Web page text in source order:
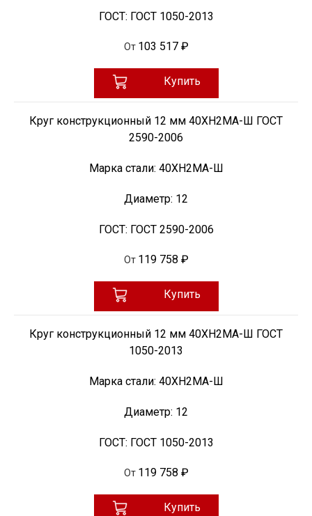
ГОСТ: ГОСТ 1050-2013
От 103 517 ₽
Купить
Круг конструкционный 12 мм 40ХН2МА-Ш ГОСТ
2590-2006
Марка стали: 40ХН2МА-Ш
Диаметр: 12
ГОСТ: ГОСТ 2590-2006
От 119 758 ₽
Купить
Круг конструкционный 12 мм 40ХН2МА-Ш ГОСТ
1050-2013
Марка стали: 40ХН2МА-Ш
Диаметр: 12
ГОСТ: ГОСТ 1050-2013
От 119 758 ₽
Купить